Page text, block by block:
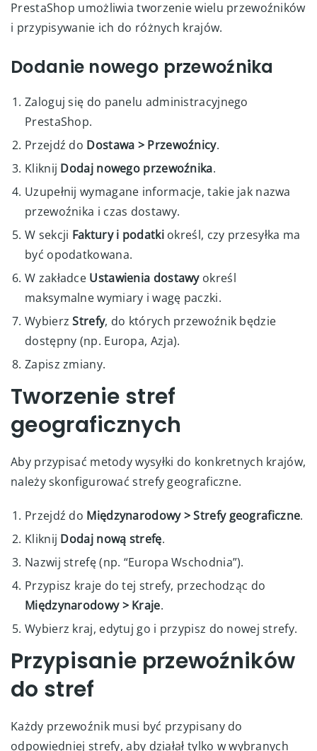
PrestaShop umożliwia tworzenie wielu przewoźników
i przypisywanie ich do różnych krajów.
Dodanie nowego przewoźnika
Zaloguj się do panelu administracyjnego
PrestaShop.
Przejdź do Dostawa > Przewoźnicy.
Kliknij Dodaj nowego przewoźnika.
Uzupełnij wymagane informacje, takie jak nazwa
przewoźnika i czas dostawy.
W sekcji Faktury i podatkiokreśl, czy przesyłka ma
być opodatkowana.
W zakładce Ustawienia dostawyokreśl
maksymalne wymiary i wagę paczki.
WybierzStrefy, do których przewoźnik będzie
dostępny (np. Europa, Azja).
Zapisz zmiany.
Tworzenie stref
geograficznych
Aby przypisać metody wysyłki do konkretnych krajów,
należy skonfigurować strefy geograficzne.
Przejdź do Międzynarodowy > Strefy geograficzne.
Kliknij Dodaj nową strefę.
Nazwij strefę (np. “Europa Wschodnia”).
Przypisz kraje do tej strefy, przechodząc do
Międzynarodowy > Kraje.
Wybierz kraj, edytuj go i przypisz do nowej strefy.
Przypisanie przewoźników
do stref
Każdy przewoźnik musi być przypisany do
odpowiedniej strefy, aby działał tylko w wybranych